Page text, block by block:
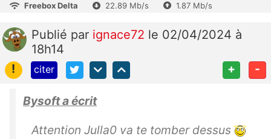
Freebox Delta 22.89 Mb/s 1.87 Mb/s
Publié par ignace72 le 02/04/2024 à
18h14
!
citer + -
Bysoft a écrit
Attention Julla0 va te tomber dessus